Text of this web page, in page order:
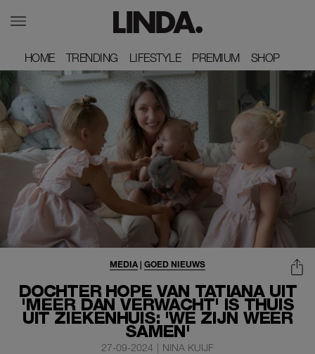
HOME
HOME TRENDING
TRENDING LIFESTYLE
LIFESTYLE PREMIUM
PREMIUM SHOP
SHOP
DOCHTER HOPE VAN TATIANA UIT
'MEER DAN VERWACHT' IS THUIS
UIT ZIEKENHUIS: 'WE ZIJN WEER
SAMEN'
MEDIA | GOED NIEUWS
27-09-2024 | NINA KUIJF